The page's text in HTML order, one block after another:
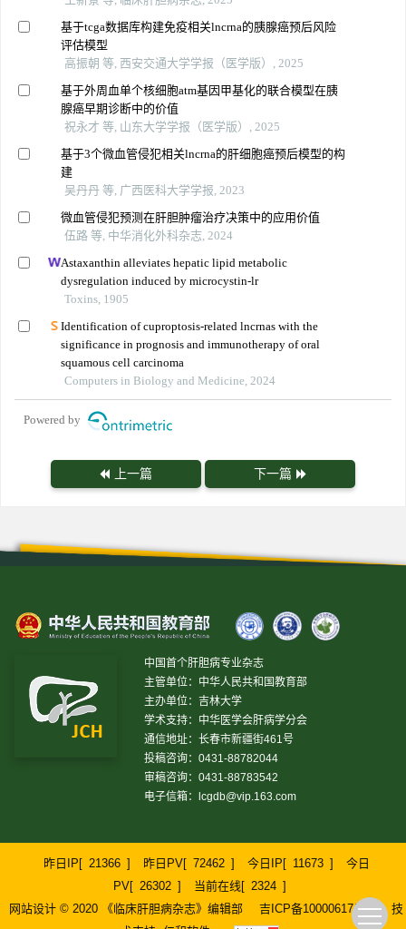
基于tcga数据库构建免疫相关lncrna的胰腺癌预后风险
评估模型
高振朝 等, 西安交通大学学报（医学版）, 2025
基于外周血单个核细胞atm基因甲基化的联合模型在胰
腺癌早期诊断中的价值
祝永才 等, 山东大学学报（医学版）, 2025
基于3个微血管侵犯相关lncrna的肝细胞癌预后模型的构
建
吴丹丹 等, 广西医科大学学报, 2023
微血管侵犯预测在肝胆肿瘤治疗决策中的应用价值
伍路 等, 中华消化外科杂志, 2024
Astaxanthin alleviates hepatic lipid metabolic
dysregulation induced by microcystin-lr
Toxins, 1905
Identification of cuproptosis-related lncrnas with the
significance in prognosis and immunotherapy of oral
squamous cell carcinoma
Computers in Biology and Medicine, 2024
Powered by
上一篇 下一篇
中国首个肝胆病专业杂志
主管单位：中华人民共和国教育部
主办单位：吉林大学
学术支持：中华医学会肝病学分会
通信地址：长春市新疆街461号
投稿咨询：0431-88782044
审稿咨询：0431-88783542
电子信箱：
lcgdb@vip.163.com
昨日IP[ 21366 ] 昨日PV[ 72462 ] 今日IP[ 11673 ]
今日
PV[ 26302 ] 当前在线[ 2324 ]
网站设计 © 2020 《临床肝胆病杂志》编辑部
吉ICP备10000617号-1
技